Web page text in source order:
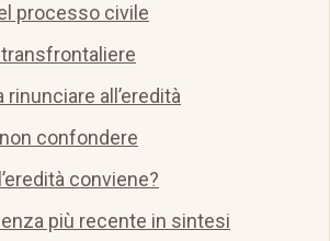
processo civile
all’eredità
confondere
conviene?
più recente in sintesi